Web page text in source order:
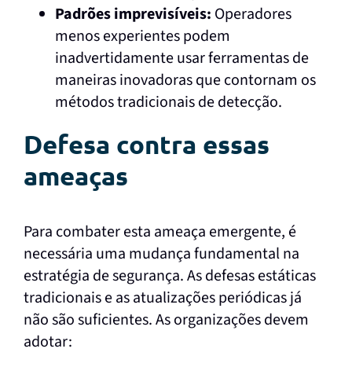
Padrões imprevisíveis: Operadores
menos experientes podem
inadvertidamente usar ferramentas de
maneiras inovadoras que contornam os
métodos tradicionais de detecção.
Defesa contra essas
ameaças
Para combater esta ameaça emergente, é
necessária uma mudança fundamental na
estratégia de segurança. As defesas estáticas
tradicionais e as atualizações periódicas já
não são suficientes. As organizações devem
adotar: